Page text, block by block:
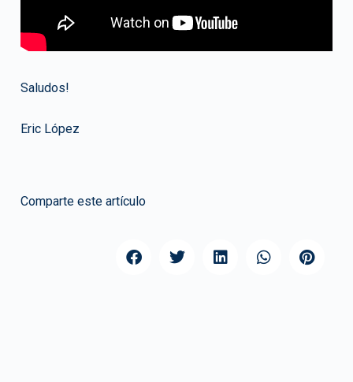
Saludos!
Eric López
Comparte este artículo